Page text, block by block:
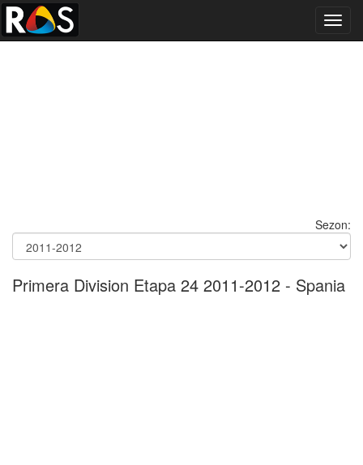
Sezon:
Primera Division Etapa 24 2011-2012 - Spania